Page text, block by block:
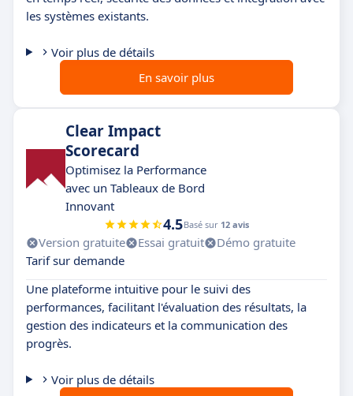
les systèmes existants.
Voir plus de détails
En savoir plus
Clear Impact
Scorecard
Optimisez la Performance
avec un Tableaux de Bord
Innovant
4.5Basé sur 12 avis
Version gratuite Essai gratuit
Démo gratuite
Tarif sur demande
Une plateforme intuitive pour le suivi des
performances, facilitant l'évaluation des résultats, la
gestion des indicateurs et la communication des
progrès.
Voir plus de détails